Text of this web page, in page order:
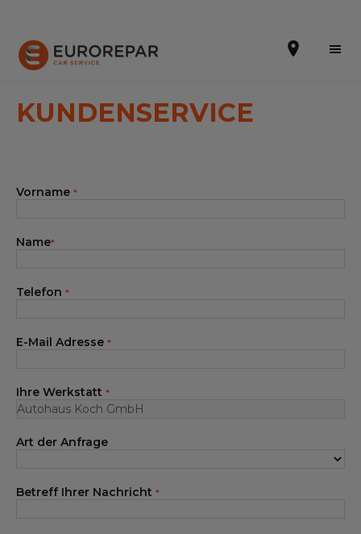
Online-Kostenvoranschlag
Die Marke
Neuigkeiten
Kundenservice
Alle Werkstätten
Dem Netz beitreten
KUNDENSERVICE
Vorname *
Name*
Telefon *
E-Mail Adresse *
Ihre Werkstatt *
Art der Anfrage
Betreff Ihrer Nachricht *